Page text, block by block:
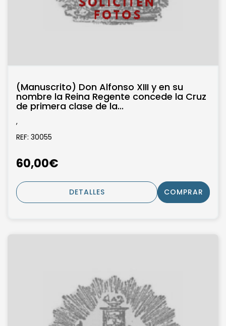
(Manuscrito) Don Alfonso XIII y en su
nombre la Reina Regente concede la Cruz
de primera clase de la...
,
REF: 30055
60,00€
DETALLES COMPRAR